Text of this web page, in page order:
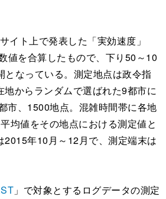
イト上で発表した「実効速度」
値を合算したもので、下り50～10
となっている。測定地点は政令指
地からランダムで選ばれた9都市に
市、1500地点。混雑時間帯に各地
均値をその地点における測定値と
2015年10月～12月で、測定端末は
」で対象とするログデータの測定